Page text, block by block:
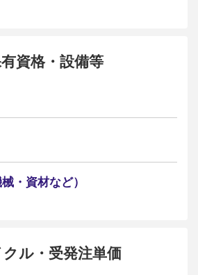
資格・設備等
・資材など）
ル・受発注単価